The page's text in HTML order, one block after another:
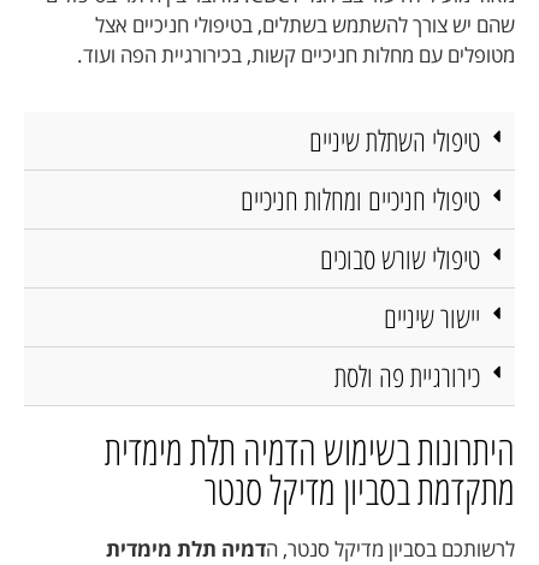
שהם יש צורך להשתמש בשתלים, בטיפולי חניכיים אצל
מטופלים עם מחלות חניכיים קשות, בכירורגיית הפה ועוד.
טיפולי השתלת שיניים
טיפולי חניכיים ומחלות חניכיים
טיפולי שורש סבוכים
יישור שיניים
כירורגיית פה ולסת
היתרונות בשימוש הדמיה תלת מימדית
מתקדמת בסביון מדיקל סנטר
לרשותכם בסביון מדיקל סנטר, הדמיה תלת מימדית